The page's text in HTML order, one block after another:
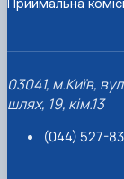
Приймальна
03041, м.Київ,
шлях, 19, кім.13
(044) 527-